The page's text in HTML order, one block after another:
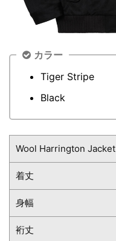
カラー
Tiger Stripe
Black
Wool Harrington Jacket
着丈
身幅
裄丈